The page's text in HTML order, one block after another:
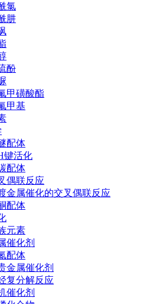
氯
肼
酚
甲磺酸酯
甲基
配体
键活化
配体
偶联反应
金属催化的交叉偶联反应
配体
元素
催化剂
配体
金属催化剂
复分解反应
催化剂